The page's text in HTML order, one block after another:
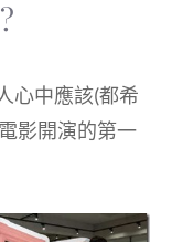
心中應該(都希
影開演的第一